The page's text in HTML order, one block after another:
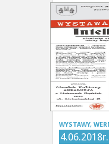
WYSTAWY,